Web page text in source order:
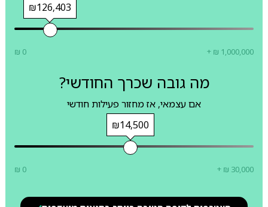
₪126,403
₪ 0 + ₪ 1,000,000
מה גובה שכרך החודשי?
אם עצמאי, אז מחזור פעילות חודשי
₪14,500
₪ 0 + ₪ 30,000